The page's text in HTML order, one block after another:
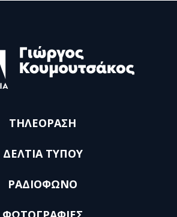
ΤΗΛΕΟΡΑΣΗ
ΔΕΛΤΙΑ ΤΥΠΟΥ
ΡΑΔΙΟΦΩΝΟ